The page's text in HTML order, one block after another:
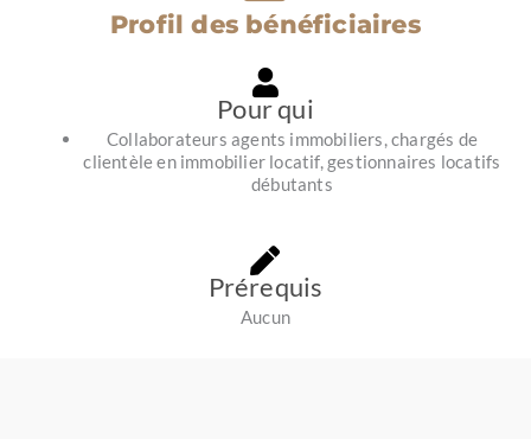
Profil des bénéficiaires
Pour qui
Collaborateurs agents immobiliers, chargés de
clientèle en immobilier locatif, gestionnaires locatifs
débutants
Prérequis
Aucun